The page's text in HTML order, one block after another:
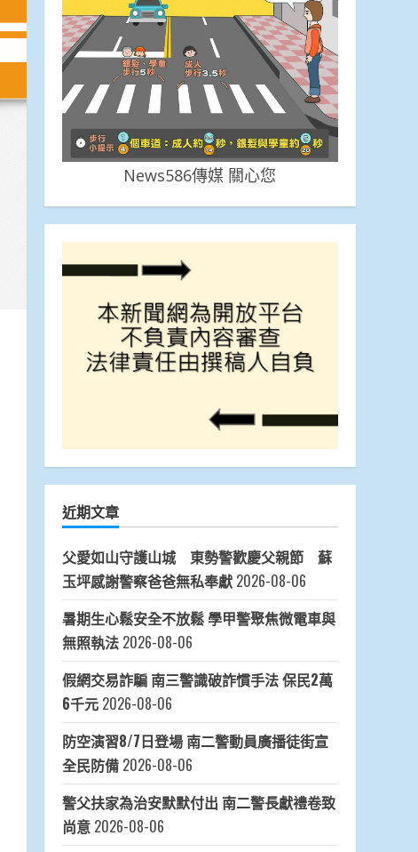
News586傳媒 關心您
近期文章
父愛如山守護山城 東勢警歡慶父親節 蘇
玉坪感謝警察爸爸無私奉獻 2026-08-06
暑期生心鬆安全不放鬆 學甲警聚焦微電車與
無照執法 2026-08-06
假網交易詐騙 南三警識破詐慣手法 保民2萬
6千元 2026-08-06
防空演習8/7日登場 南二警動員廣播徒街宣
全民防備 2026-08-06
警父扶家為治安默默付出 南二警長獻禮卷致
尚意 2026-08-06